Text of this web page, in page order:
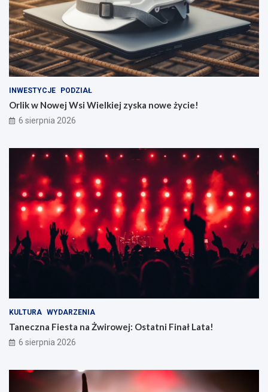
INWESTYCJE PODZIAŁ
Orlik w Nowej Wsi Wielkiej zyska nowe życie!
6 sierpnia 2026
KULTURA WYDARZENIA
Taneczna Fiesta na Żwirowej: Ostatni Finał Lata!
6 sierpnia 2026